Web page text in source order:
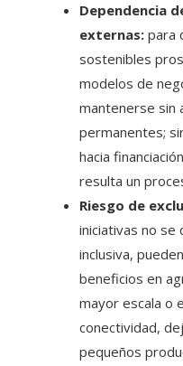
Dependencia
externas: para
sostenibles
modelos de
mantenerse sin
permanentes;
hacia
resulta un
Riesgo de
iniciativas no se
inclusiva,
beneficios en
mayor escala o
conectividad,
pequeños